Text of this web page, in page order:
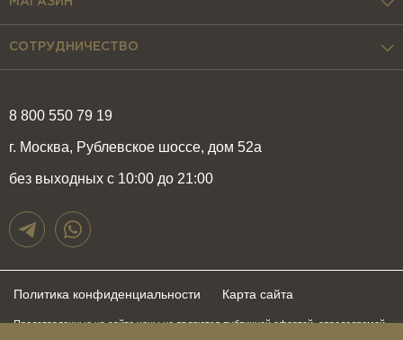
8 800 550 79 19
г. Москва, Рублевское шоссе, дом 52а
без выходных с 10:00 до 21:00
СОТРУДНИЧЕСТВО
Политика конфиденциальности Карта сайта
Представленные на сайте цены не являются публичной офертой, определяемой